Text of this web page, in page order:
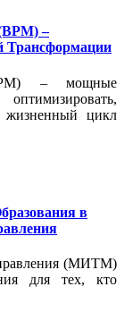
–
Трансформации
– мощные
жизненный цикл
в
(МИТМ)
для тех, кто